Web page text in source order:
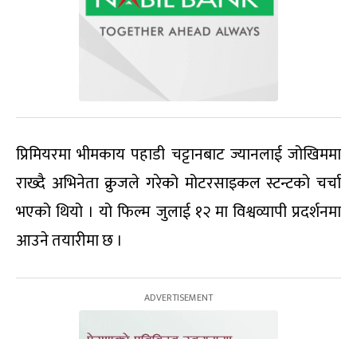
प्रिमियरमा भीमकाय पहाडी चट्टानबाट ज्यानलाई जोखिममा
राख्दै अभिनेता क्रुजले गरेको मोटरसाइकल स्टन्टको चर्चा
भएको थियो । यो फिल्म जुलाई १२ मा विश्वव्यापी प्रदर्शनमा
आउने तयारीमा छ ।